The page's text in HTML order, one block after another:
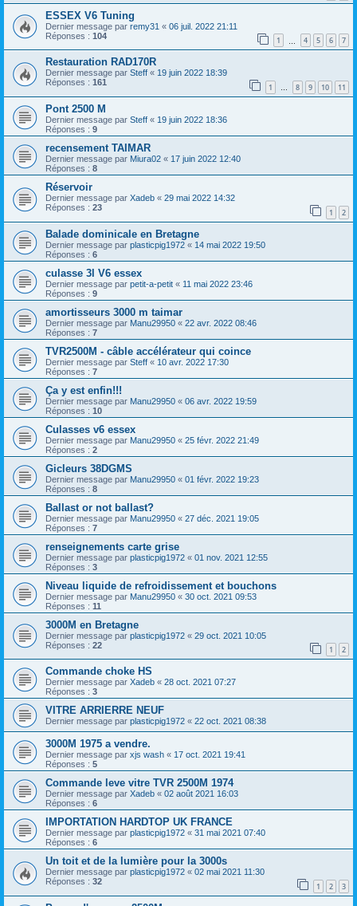
ESSEX V6 Tuning
Dernier message par remy31 « 06 juil. 2022 21:11
Réponses : 104 1 4 5 6 7
Restauration RAD170R
Dernier message par Steff « 19 juin 2022 18:39
Réponses : 161 1 … 8 9 10 11
Pont 2500 M
Dernier message par Steff « 19 juin 2022 18:36
Réponses : 9
recensement TAIMAR
Dernier message par Miura02 « 17 juin 2022 12:40
Réponses : 8
Réservoir
Dernier message par Xadeb « 29 mai 2022 14:32
Réponses : 23 1 2
Balade dominicale en Bretagne
Dernier message par plasticpig1972 « 14 mai 2022 19:50
Réponses : 6
culasse 3l V6 essex
Dernier message par petit-a-petit « 11 mai 2022 23:46
Réponses : 9
amortisseurs 3000 m taimar
Dernier message par Manu29950 « 22 avr. 2022 08:46
Réponses : 7
TVR2500M - câble accélérateur qui coince
Dernier message par Steff « 10 avr. 2022 17:30
Réponses : 7
Ça y est enfin!!!
Dernier message par Manu29950 « 06 avr. 2022 19:59
Réponses : 10
Culasses v6 essex
Dernier message par Manu29950 « 25 févr. 2022 21:49
Réponses : 2
Gicleurs 38DGMS
Dernier message par Manu29950 « 01 févr. 2022 19:23
Réponses : 8
Ballast or not ballast?
Dernier message par Manu29950 « 27 déc. 2021 19:05
Réponses : 7
renseignements carte grise
Dernier message par plasticpig1972 « 01 nov. 2021 12:55
Réponses : 3
Niveau liquide de refroidissement et bouchons
Dernier message par Manu29950 « 30 oct. 2021 09:53
Réponses : 11
3000M en Bretagne
Dernier message par plasticpig1972 « 29 oct. 2021 10:05
Réponses : 22 1 2
Commande choke HS
Dernier message par Xadeb « 28 oct. 2021 07:27
Réponses : 3
VITRE ARRIERRE NEUF
Dernier message par plasticpig1972 « 22 oct. 2021 08:38
3000M 1975 a vendre.
Dernier message par xjs wash « 17 oct. 2021 19:41
Réponses : 5
Commande leve vitre TVR 2500M 1974
Dernier message par Xadeb « 02 août 2021 16:03
Réponses : 6
IMPORTATION HARDTOP UK FRANCE
Dernier message par plasticpig1972 « 31 mai 2021 07:40
Réponses : 6
Un toit et de la lumière pour la 3000s
Dernier message par plasticpig1972 « 02 mai 2021 11:30
Réponses : 32 1 2 3